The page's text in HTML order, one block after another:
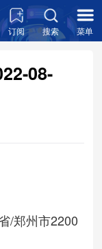
订阅 搜索 菜单
08-
/郑州市2200